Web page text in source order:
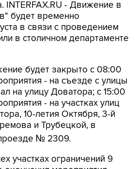
в связи с проведением
в столичном департаменте
будет закрыто с 08:00
на улицу Доватора; с 15:00
- на участках улиц
10-летия Октября, 3-й
и Трубецкой, в
№ 2309.
участках ограничений 9